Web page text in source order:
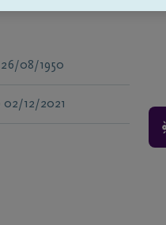
26/08/1950
02/12/2021